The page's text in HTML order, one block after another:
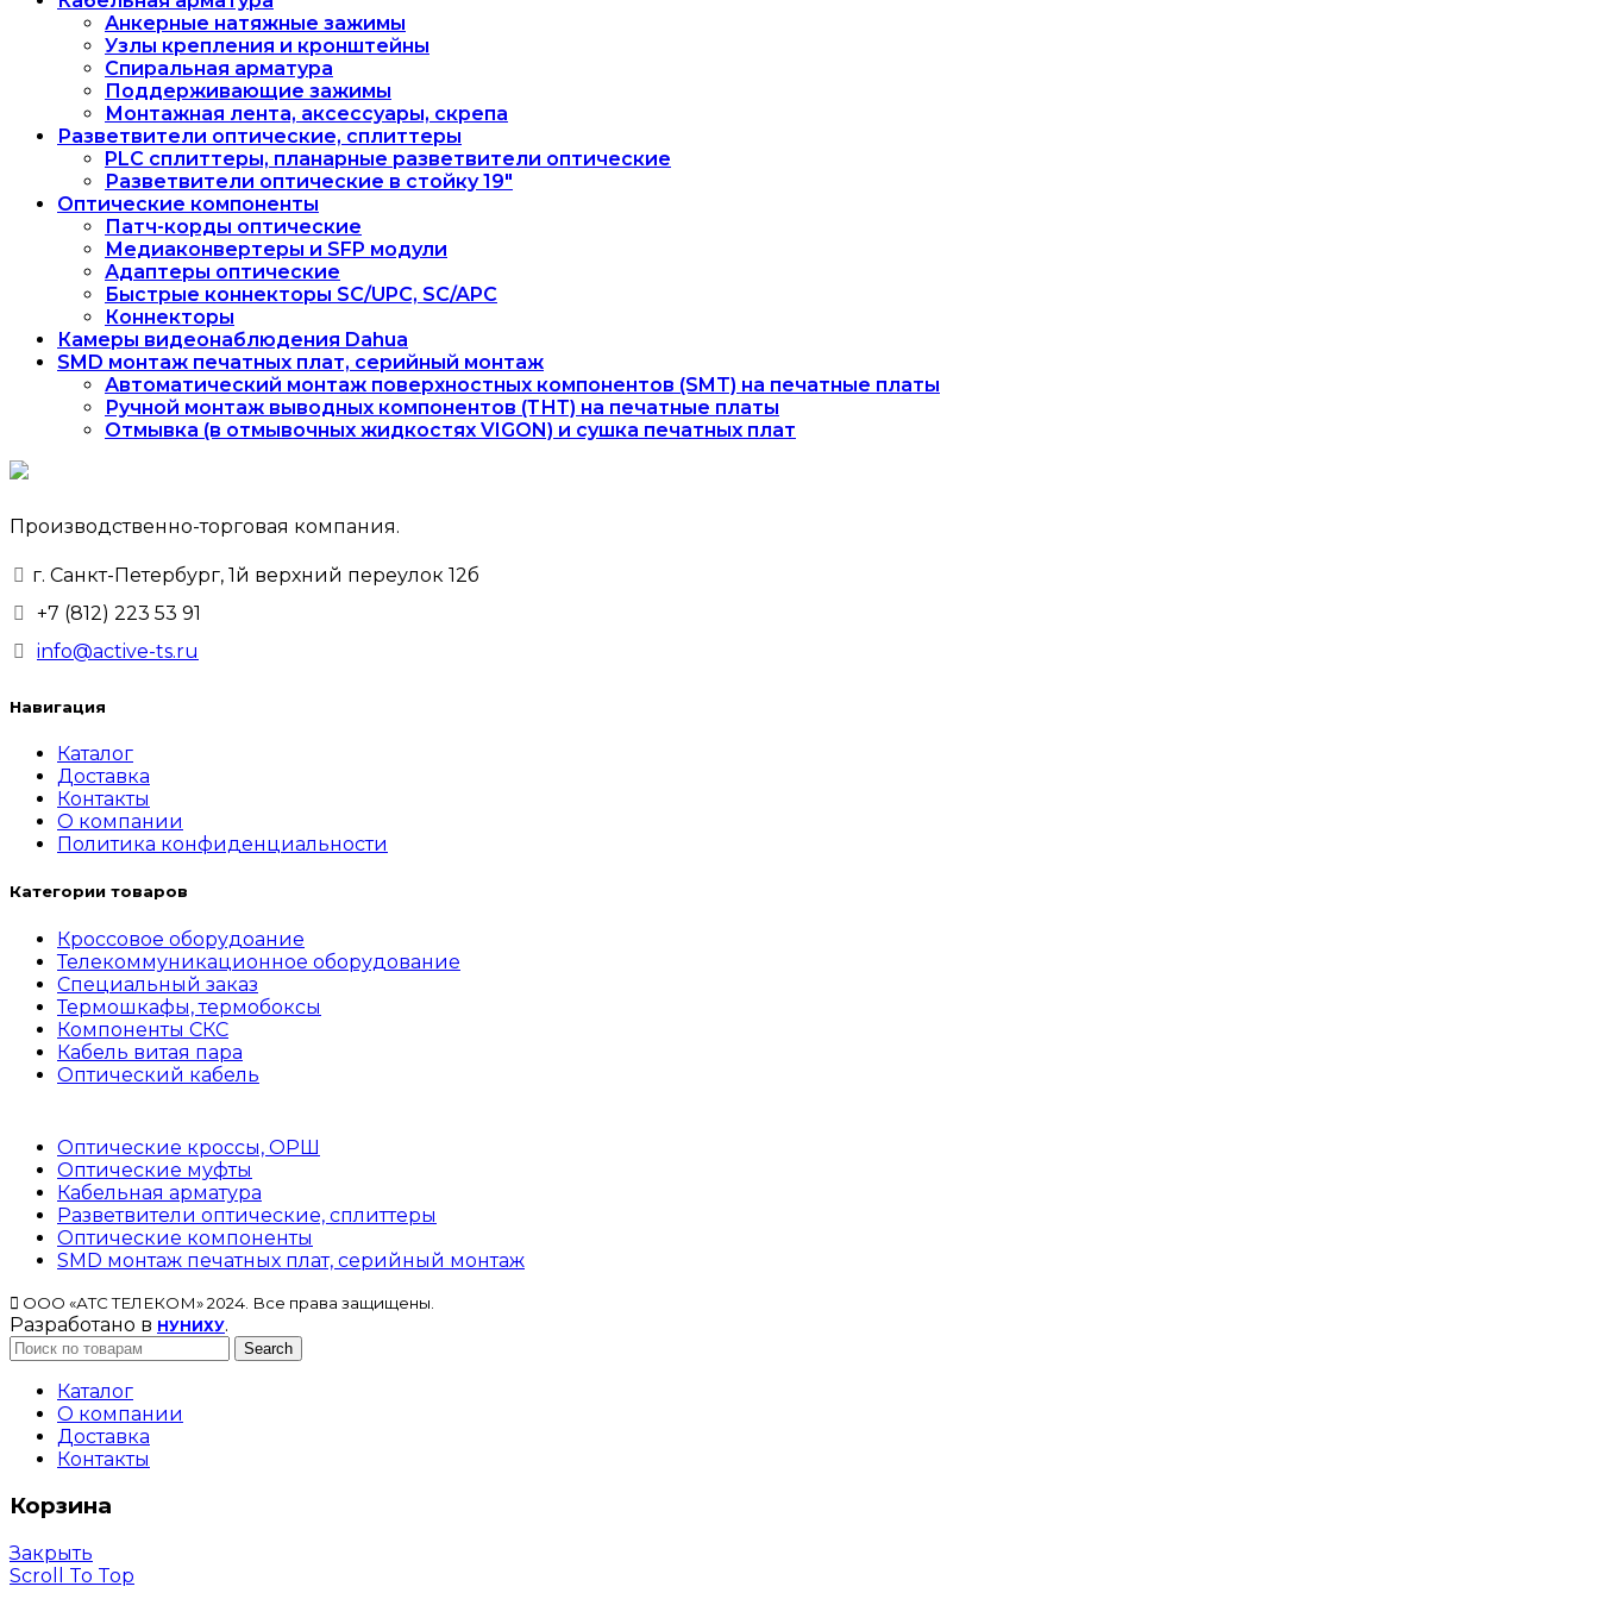
Анкерные натяжные зажимы
Узлы крепления и кронштейны
Спиральная арматура
Поддерживающие зажимы
Монтажная лента, аксессуары, скрепа
Разветвители оптические, сплиттеры
PLC сплиттеры, планарные разветвители оптические
Разветвители оптические в стойку 19"
Оптические компоненты
Патч-корды оптические
Медиаконвертеры и SFP модули
Адаптеры оптические
Быстрые коннекторы SC/UPC, SC/APC
Коннекторы
Камеры видеонаблюдения Dahua
SMD монтаж печатных плат, серийный монтаж
Автоматический монтаж поверхностных компонентов (SMT) на печатные платы
Ручной монтаж выводных компонентов (ТНТ) на печатные платы
Отмывка (в отмывочных жидкостях VIGON) и сушка печатных плат
Производственно-торговая компания.
г. Санкт-Петербург, 1й верхний переулок 12б
+7 (812) 223 53 91
info@active-ts.ru
Навигация
Каталог
Доставка
Контакты
О компании
Политика конфиденциальности
Категории товаров
Кроссовое оборудоание
Телекоммуникационное оборудование
Специальный заказ
Термошкафы, термобоксы
Компоненты СКС
Кабель витая пара
Оптический кабель
Оптические кроссы, ОРШ
Оптические муфты
Кабельная арматура
Разветвители оптические, сплиттеры
Оптические компоненты
SMD монтаж печатных плат, серийный монтаж
ООО «АТС ТЕЛЕКОМ» 2024. Все права защищены.
Разработано в НУНИХУ.
Search
Каталог
О компании
Доставка
Контакты
Корзина
Закрыть
Scroll To Top